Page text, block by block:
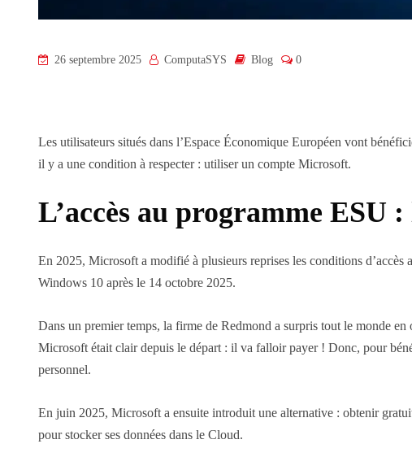
26 septembre 2025 ComputaSYS Blog 0
Les utilisateurs situés dans l’Espace Économique Européen vont
il y a une condition à respecter : utiliser un compte Microsoft.
L’accès au programme ESU
En 2025, Microsoft a modifié à plusieurs reprises les conditions
Windows 10 après le 14 octobre 2025.
Dans un premier temps, la firme de Redmond a surpris tout le monde
Microsoft était clair depuis le départ : il va falloir payer ! Donc, pour
personnel.
En juin 2025, Microsoft a ensuite introduit une alternative : obtenir
pour stocker ses données dans le Cloud.